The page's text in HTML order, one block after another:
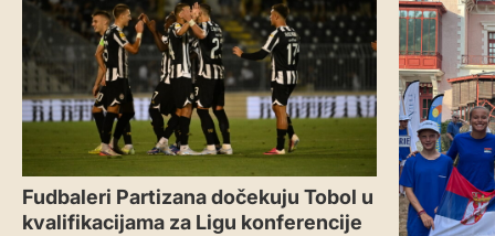
Fudbaleri Partizana dočekuju Tobol u
kvalifikacijama za Ligu konferencije